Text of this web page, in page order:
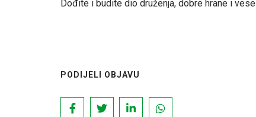
Dođite i budite dio druženja, dobre hrane i
PODIJELI OBJAVU